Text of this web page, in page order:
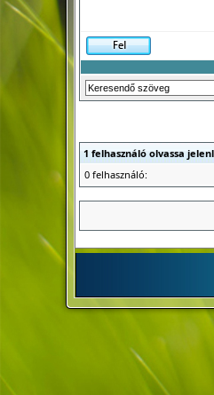
1 felhasználó olvassa
0 felhasználó: